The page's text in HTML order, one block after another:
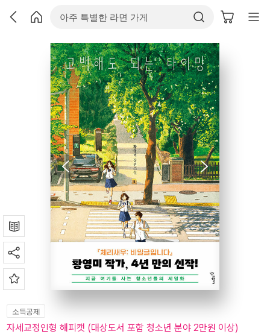
소득공제
자세교정인형 해피캣 (대상도서 포함 청소년 분야 2만원 이상)